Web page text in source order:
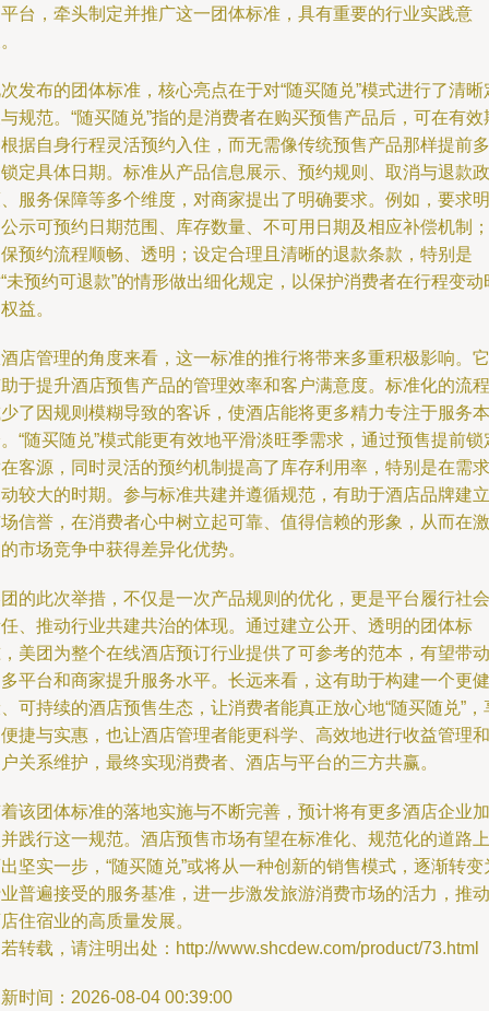
台，牵头制定并推广这一团体标准，具有重要的行业实践意
发布的团体标准，核心亮点在于对“随买随兑”模式进行了清晰
规范。“随买随兑”指的是消费者在购买预售产品后，可在有效
据自身行程灵活预约入住，而无需像传统预售产品那样提前多
定具体日期。标准从产品信息展示、预约规则、取消与退款政
服务保障等多个维度，对商家提出了明确要求。例如，要求明
示可预约日期范围、库存数量、不可用日期及相应补偿机制；
预约流程顺畅、透明；设定合理且清晰的退款条款，特别是
未预约可退款”的情形做出细化规定，以保护消费者在行程变动
益。
店管理的角度来看，这一标准的推行将带来多重积极影响。它
于提升酒店预售产品的管理效率和客户满意度。标准化的流程
了因规则模糊导致的客诉，使酒店能将更多精力专注于服务本
“随买随兑”模式能更有效地平滑淡旺季需求，通过预售提前锁
客源，同时灵活的预约机制提高了库存利用率，特别是在需求
较大的时期。参与标准共建并遵循规范，有助于酒店品牌建立
信誉，在消费者心中树立起可靠、值得信赖的形象，从而在激
市场竞争中获得差异化优势。
的此次举措，不仅是一次产品规则的优化，更是平台履行社会
、推动行业共建共治的体现。通过建立公开、透明的团体标
美团为整个在线酒店预订行业提供了可参考的范本，有望带动
平台和商家提升服务水平。长远来看，这有助于构建一个更健
可持续的酒店预售生态，让消费者能真正放心地“随买随兑”，
捷与实惠，也让酒店管理者能更科学、高效地进行收益管理和
关系维护，最终实现消费者、酒店与平台的三方共赢。
该团体标准的落地实施与不断完善，预计将有更多酒店企业加
践行这一规范。酒店预售市场有望在标准化、规范化的道路上
坚实一步，“随买随兑”或将从一种创新的销售模式，逐渐转变
普遍接受的服务基准，进一步激发旅游消费市场的活力，推动
住宿业的高质量发展。
转载，请注明出处：http://www.shcdew.com/product/73.html
时间：2026-08-04 00:39:00